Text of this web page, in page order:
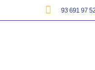
93 691 97